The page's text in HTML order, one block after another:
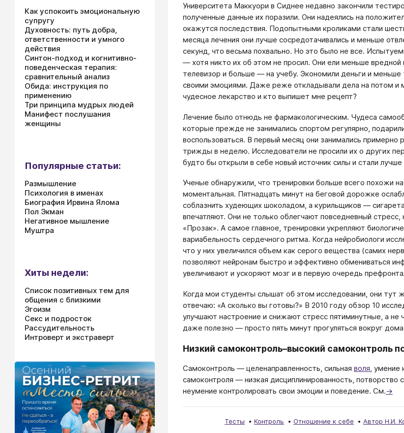
Университета Маккуори в Сиднее недавно закончили
полученные данные их поразили. Они надеялись на
окажутся последствия. Подопытными кроликами стали
месяца лечения они лучше сосредотачивались и меньше
секунд, что весьма похвально. Но это было не все.
— хотя никто их об этом не просил. Они ели меньше
телевизор и больше — на учебу. Экономили деньги и
своими эмоциями. Даже реже откладывали дела на потом и
чудесное лекарство и кто выпишет мне рецепт?
Лечение было отнюдь не фармакологическим. Чудеса
которые прежде не занимались спортом регулярно,
воспользоваться. В первый месяц они занимались
трижды в неделю. Исследователи не просили их о других
будто бы открыли в себе новый источник силы и стали
Ученые обнаружили, что тренировки больше всего похожи
моментальная. Пятнадцать минут на беговой дорожке
соблазнить худеющих шоколадом, а курильщиков —
впечатляют. Они не только облегчают повседневный
«Прозак». А самое главное, тренировки укрепляют
вариабельность сердечного ритма. Когда нейробиологи
что у них увеличился объем как серого вещества (самих
позволяют нейронам быстро и эффективно обмениваться
увеличивают и ускоряют мозг и в первую очередь
Когда мои студенты слышат об этом исследовании, они тут
отвечаю: «А сколько вы готовы?» В 2010 году обзор 10
улучшают настроение и снижают стресс пятиминутные, а
даже полезно — просто пять минут прогуляться вокруг
Низкий самоконтроль–высокий самоконтроль
Самоконтроль — целенаправленность, сильная воля , умение
самоконтроля — низкая дисциплинированность,
неумение контролировать свои эмоции и поведение. См.→
Тесты Контроль Отношение к себе Автор Н.И.
Как успокоить эмоциональную
супругу
Духовность: путь добра,
ответственности и умного
действия
Синтон-подход и когнитивно-
поведенческая терапия:
сравнительный анализ
Обида: инструкция по
применению
Три принципа мудрых людей
Манифест послушания
женщины
Популярные статьи:
Размышление
Психология в именах
Биография Ирвина Ялома
Пол Экман
Негативное мышление
Муштра
Хиты недели:
Список позитивных тем для
общения с близкими
Эгоизм
Секс и подросток
Рассудительность
Интроверт и экстраверт